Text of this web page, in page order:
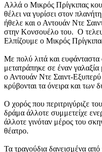
Αλλά ο Μικρός Πρίγκιπας
θέλει να γυρίσει στον
ήθελε και ο Αντουάν Ντε
στην Κονσουέλο του. Ο
Ελπίζουμε ο Μικρός
Με πολύ λιτά και
μετατράπηκε σε έναν
ο Αντουάν Ντε Σαιντ-
κρύβονται τα όνειρα και των
Ο χορός που περιτριγύριζε
δράμα άλλοτε συμμετείχε
άλλοτε γινόταν μέρος του
θέατρο.
Τα τραγούδια δανεισμένα από